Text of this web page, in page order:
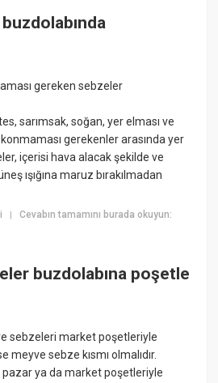
gereken sebzeler
sarımsak, soğan, yer elması ve
gerekenler arasında yer
içerisi hava alacak şekilde ve
ışığına maruz bırakılmadan
|Cevabın tamamını burada okuyun:
buzdolabına poşetle
sebzeleri market poşetleriyle
sebze kısmı olmalıdır.
ya da market poşetleriyle